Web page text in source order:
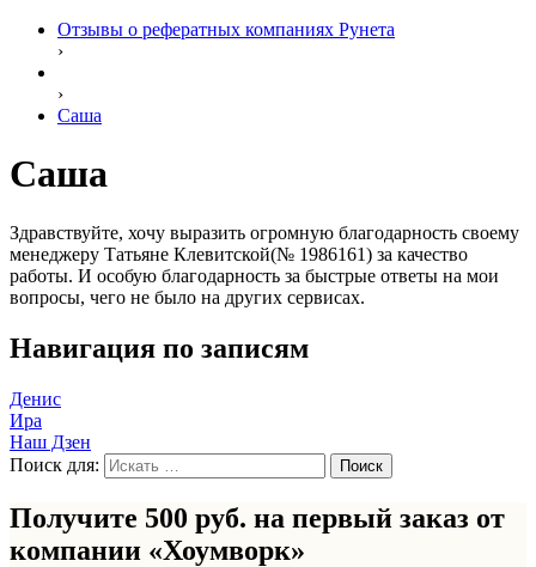
Отзывы о рефератных компаниях Рунета
›
›
Саша
Саша
Здравствуйте, хочу выразить огромную благодарность своему
менеджеру Татьяне Клевитской(№ 1986161) за качество
работы. И особую благодарность за быстрые ответы на мои
вопросы, чего не было на других сервисах.
Навигация по записям
Денис
Ира
Наш Дзен
Поиск для:
Получите 500 руб. на первый заказ от
компании «Хоумворк»